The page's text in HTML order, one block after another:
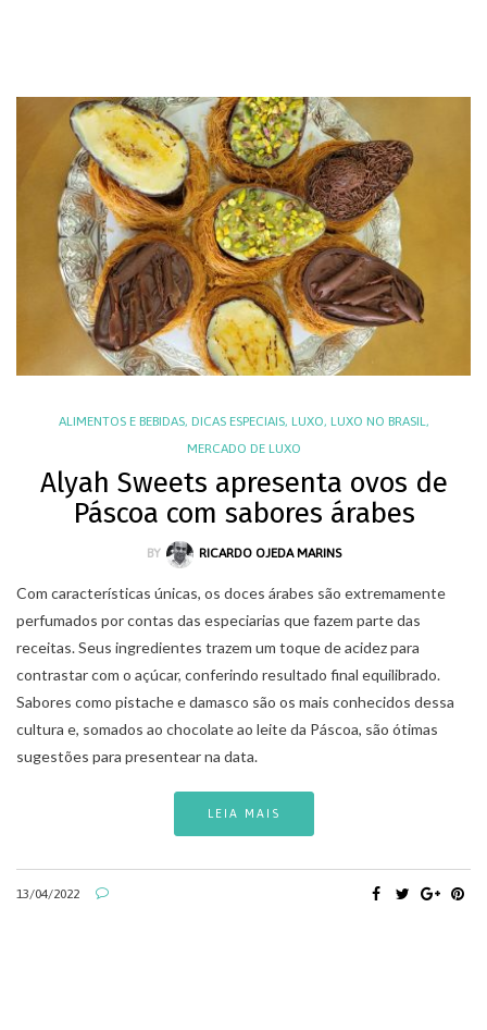
ALIMENTOS E BEBIDAS, DICAS ESPECIAIS, LUXO, LUXO NO BRASIL,
MERCADO DE LUXO
Alyah Sweets apresenta ovos de
Páscoa com sabores árabes
BY RICARDO OJEDA MARINS
Com características únicas, os doces árabes são extremamente
perfumados por contas das especiarias que fazem parte das
receitas. Seus ingredientes trazem um toque de acidez para
contrastar com o açúcar, conferindo resultado final equilibrado.
Sabores como pistache e damasco são os mais conhecidos dessa
cultura e, somados ao chocolate ao leite da Páscoa, são ótimas
sugestões para presentear na data.
LEIA MAIS
13/04/2022